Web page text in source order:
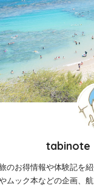
tabinote
のお得情報や体験記を
ムック本などの企画、